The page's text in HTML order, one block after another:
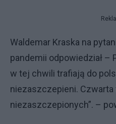
Waldemar Kraska na
pandemii odpowiedział –
w tej chwili trafiają do
niezaszczepieni. Czwarta
niezaszczepionych”. –